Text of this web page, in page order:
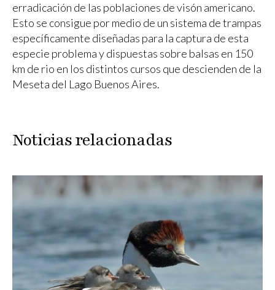
erradicación de las poblaciones de visón americano.
Esto se consigue por medio de un sistema de trampas
específicamente diseñadas para la captura de esta
especie problema y dispuestas sobre balsas en 150
km de rio en los distintos cursos que descienden de la
Meseta del Lago Buenos Aires.
Noticias relacionadas